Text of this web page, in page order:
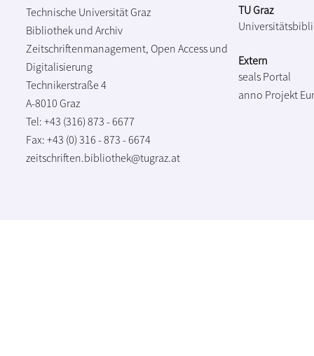
Technische Universität Graz
Bibliothek und Archiv
Zeitschriftenmanagement, Open Access und
Digitalisierung
Technikerstraße 4
A-8010 Graz
Tel: +43 (316) 873 - 6677
Fax: +43 (0) 316 - 873 - 6674
zeitschriften.bibliothek@tugraz.at
TU Graz
Extern
seals Portal
anno Projekt